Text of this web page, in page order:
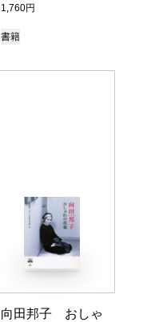
1,760円
書籍
向田邦子 おしゃ